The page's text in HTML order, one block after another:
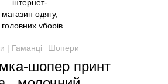
| Гаманці Шопери
шопер принт